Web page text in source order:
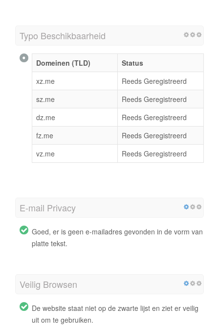
Typo Beschikbaarheid
Domeinen (TLD)
Status
xz.me
Reeds Geregistreerd
sz.me
Reeds Geregistreerd
dz.me
Reeds Geregistreerd
fz.me
Reeds Geregistreerd
vz.me
Reeds Geregistreerd
E-mail Privacy
Goed, er is geen e-mailadres gevonden in de vorm van
platte tekst.
Veilig Browsen
De website staat niet op de zwarte lijst en ziet er veilig
uit om te gebruiken.